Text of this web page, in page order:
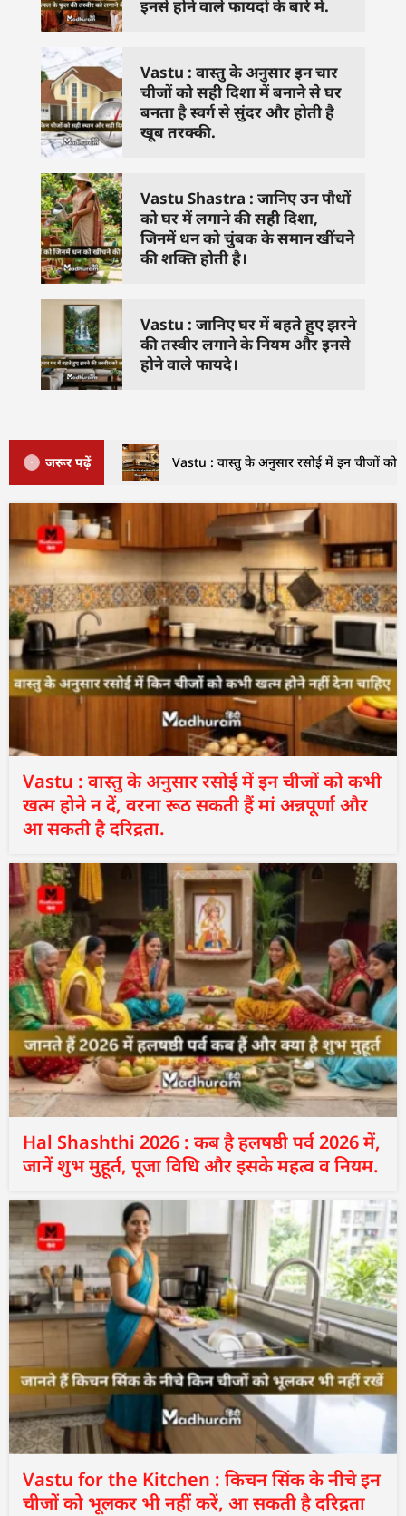
इनसे होने वाले फायदों के बारे में.
Vastu : वास्तु के अनुसार इन चार
चीजों को सही दिशा में बनाने से घर
बनता है स्वर्ग से सुंदर और होती है
खूब तरक्की.
Vastu Shastra : जानिए उन पौधों
को घर में लगाने की सही दिशा,
जिनमें धन को चुंबक के समान खींचने
की शक्ति होती है।
Vastu : जानिए घर में बहते हुए झरने
की तस्वीर लगाने के नियम और इनसे
होने वाले फायदे।
जरूर पढ़ें Vastu : वास्तु के अनुसार रसोई में इन चीजों को
Vastu : वास्तु के अनुसार रसोई में इन चीजों को कभी
खत्म होने न दें, वरना रूठ सकती हैं मां अन्नपूर्णा और
आ सकती है दरिद्रता.
Hal Shashthi 2026 : कब है हलषष्ठी पर्व 2026 में,
जानें शुभ मुहूर्त, पूजा विधि और इसके महत्व व नियम.
Vastu for the Kitchen : किचन सिंक के नीचे इन
चीजों को भूलकर भी नहीं करें, आ सकती है दरिद्रता